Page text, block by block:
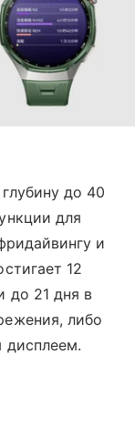
до 40
для
и
12
до 21 дня в
либо
дисплеем.